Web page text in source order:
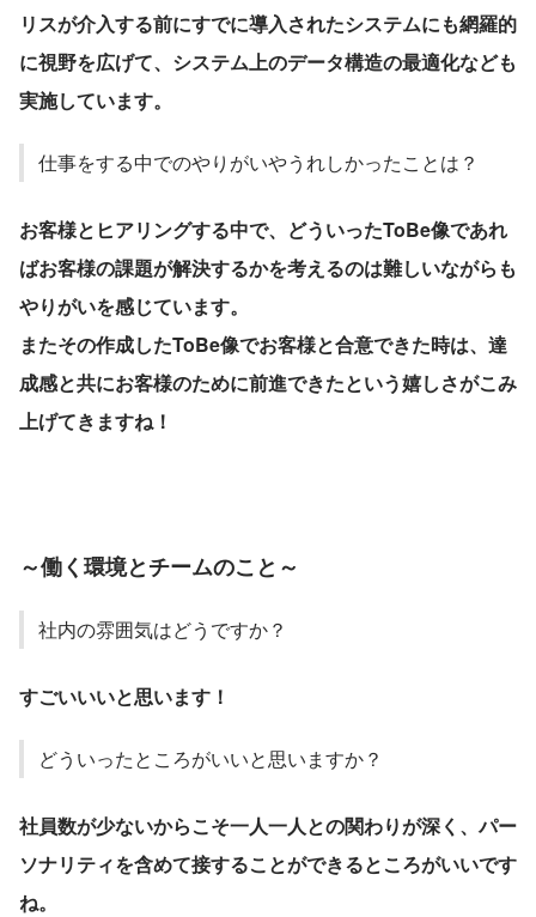
リスが介入する前にすでに導入されたシステムにも網羅的
に視野を広げて、システム上のデータ構造の最適化なども
実施しています。
仕事をする中でのやりがいやうれしかったことは？
お客様とヒアリングする中で、どういったToBe像であれ
ばお客様の課題が解決するかを考えるのは難しいながらも
やりがいを感じています。
またその作成したToBe像でお客様と合意できた時は、達
成感と共にお客様のために前進できたという嬉しさがこみ
上げてきますね！
～働く環境とチームのこと～
社内の雰囲気はどうですか？
すごいいいと思います！
どういったところがいいと思いますか？
社員数が少ないからこそ一人一人との関わりが深く、パー
ソナリティを含めて接することができるところがいいです
ね。